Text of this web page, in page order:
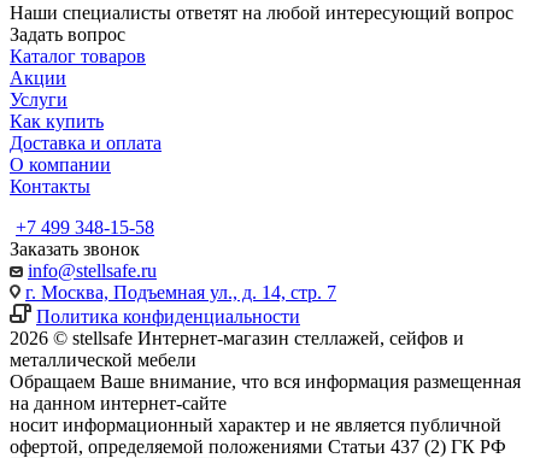
Наши специалисты ответят на любой интересующий вопрос
Задать вопрос
Каталог товаров
Акции
Услуги
Как купить
Доставка и оплата
О компании
Контакты
+7 499 348-15-58
Заказать звонок
info@stellsafe.ru
г. Москва, Подъемная ул., д. 14, стр. 7
Политика конфиденциальности
2026 © stellsafe Интернет-магазин стеллажей, сейфов и
металлической мебели
Обращаем Ваше внимание, что вся информация размещенная
на данном интернет-сайте
носит информационный характер и не является публичной
офертой, определяемой положениями Статьи 437 (2) ГК РФ